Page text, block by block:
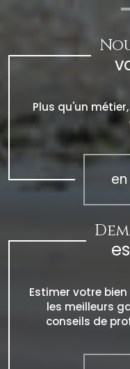
Plus qu'un
Estimer votre
les meilleurs
conseils de